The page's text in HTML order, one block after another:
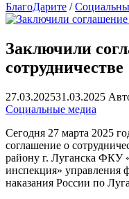
БлагоДарите /
Заключили
сотрудничестве
27.03.202531.03.2025
Социальные медиа
Сегодня 27 марта 2025
соглашение о
району г. Луганска ФКУ
инспекция» управления
наказания России по